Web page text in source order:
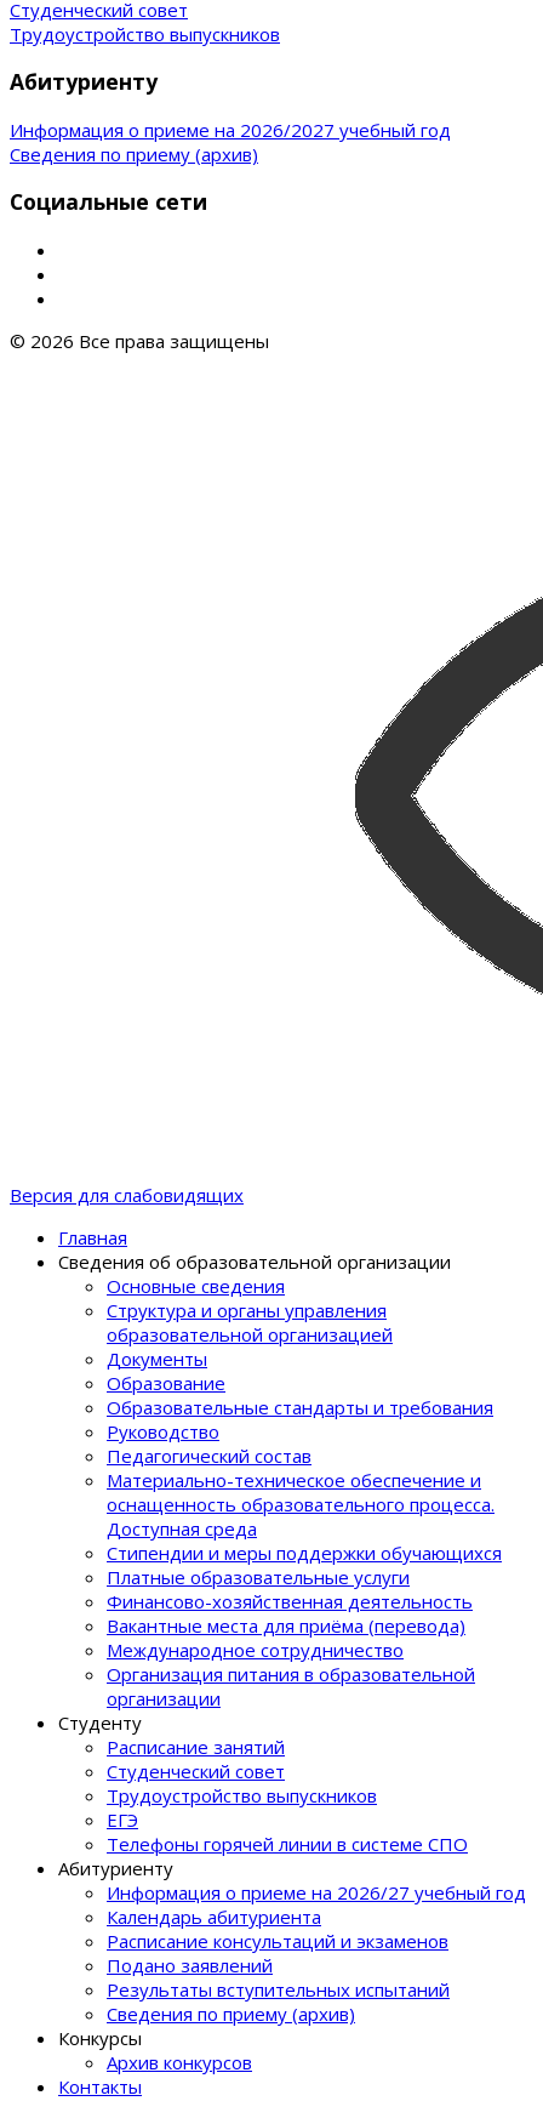
Студенческий совет
Трудоустройство выпускников
Абитуриенту
Информация о приеме на 2026/2027 учебный год
Сведения по приему (архив)
Социальные сети
© 2026 Все права защищены
Версия для слабовидящих
Главная
Сведения об образовательной организации
Основные сведения
Структура и органы управления
образовательной организацией
Документы
Образование
Образовательные стандарты и требования
Руководство
Педагогический состав
Материально-техническое обеспечение и
оснащенность образовательного процеcса.
Доступная среда
Стипендии и меры поддержки обучающихся
Платные образовательные услуги
Финансово-хозяйственная деятельность
Вакантные места для приёма (перевода)
Международное сотрудничество
Организация питания в образовательной
организации
Студенту
Расписание занятий
Студенческий совет
Трудоустройство выпускников
ЕГЭ
Телефоны горячей линии в системе СПО
Абитуриенту
Информация о приеме на 2026/27 учебный год
Календарь абитуриента
Расписание консультаций и экзаменов
Подано заявлений
Результаты вступительных испытаний
Сведения по приему (архив)
Конкурсы
Архив конкурсов
Контакты